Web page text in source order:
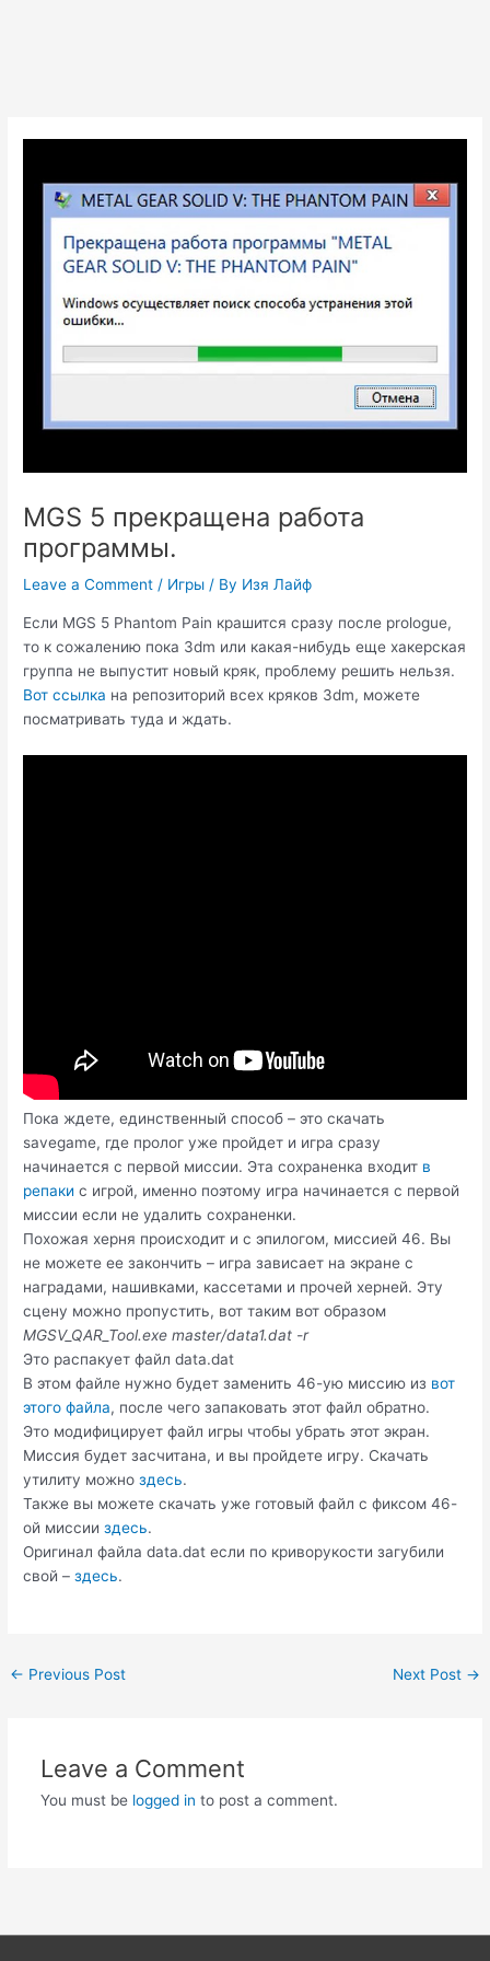
MGS 5 прекращена работа
программы.
Leave a Comment / Игры / By Изя Лайф
Если MGS 5 Phantom Pain крашится сразу после prologue,
то к сожалению пока 3dm или какая-нибудь еще хакерская
группа не выпустит новый кряк, проблему решить нельзя.
Вот ссылка на репозиторий всех кряков 3dm, можете
посматривать туда и ждать.
Пока ждете, единственный способ – это скачать
savegame, где пролог уже пройдет и игра сразу
начинается с первой миссии. Эта сохраненка входит в
репаки с игрой, именно поэтому игра начинается с первой
миссии если не удалить сохраненки.
Похожая херня происходит и с эпилогом, миссией 46. Вы
не можете ее закончить – игра зависает на экране с
наградами, нашивками, кассетами и прочей херней. Эту
сцену можно пропустить, вот таким вот образом
MGSV_QAR_Tool.exe master/data1.dat -r
Это распакует файл data.dat
В этом файле нужно будет заменить 46-ую миссию из вот
этого файла, после чего запаковать этот файл обратно.
Это модифицирует файл игры чтобы убрать этот экран.
Миссия будет засчитана, и вы пройдете игру. Скачать
утилиту можноздесь.
Также вы можете скачать уже готовый файл с фиксом 46-
ой миссииздесь.
Оригинал файла data.dat если по криворукости загубили
свой –здесь.
Post
← Previous Post Next Post →
Leave a Comment
You must be logged in to post a comment.